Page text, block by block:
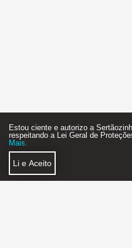
Estou ciente e autorizo a
respeitando a Lei Geral de
Mais.
Li e Aceito